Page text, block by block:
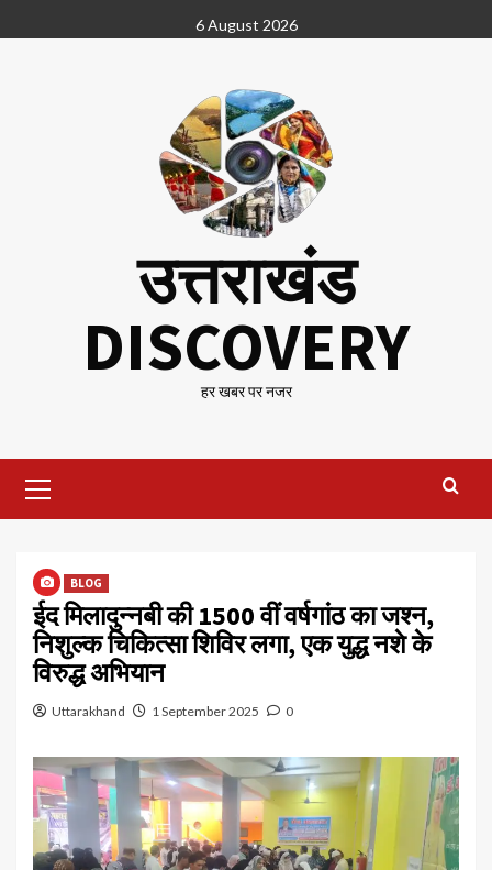
to
6 August 2026
उत्तराखंड
DISCOVERY
हर खबर पर नजर
Menu
BLOG
ईद मिलादुन्नबी की 1500 वीं वर्षगांठ का जश्न,
निशुल्क चिकित्सा शिविर लगा, एक युद्ध नशे के
विरुद्ध अभियान
Uttarakhand 1 September 2025 0